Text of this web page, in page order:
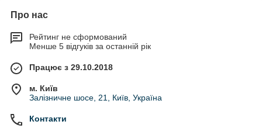
Про нас
Рейтинг не сформований
Менше 5 відгуків за останній рік
Працює з 29.10.2018
м. Київ
Залізничне шосе, 21, Київ, Україна
Контакти